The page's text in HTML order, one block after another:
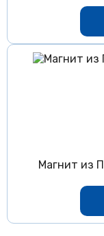
Магнит из